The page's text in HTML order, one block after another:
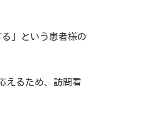
」という患者様の
えるため、訪問看